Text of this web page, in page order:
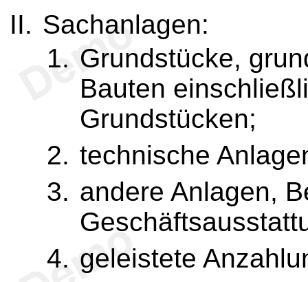
Sachanlagen:
Grundstücke,
Bauten
Grundstücken;
technische
andere Anlagen,
geleistete